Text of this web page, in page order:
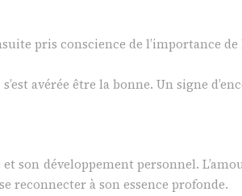
pris conscience de l’importance
avérée être la bonne. Un signe
son développement personnel.
reconnecter à son essence profonde.